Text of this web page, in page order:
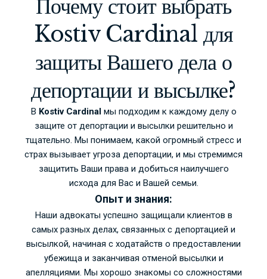
Почему стоит выбрать
Kostiv Cardinal для
защиты Вашего дела о
депортации и высылке?
В Kostiv Cardinalмы подходим к каждому делу о
защите от депортации и высылки решительно и
тщательно. Мы понимаем, какой огромный стресс и
страх вызывает угроза депортации, и мы стремимся
защитить Ваши права и добиться наилучшего
исхода для Вас и Вашей семьи.
Опыт и знания:
Наши адвокаты успешно защищали клиентов в
самых разных делах, связанных с депортацией и
высылкой, начиная с ходатайств о предоставлении
убежища и заканчивая отменой высылки и
апелляциями. Мы хорошо знакомы со сложностями